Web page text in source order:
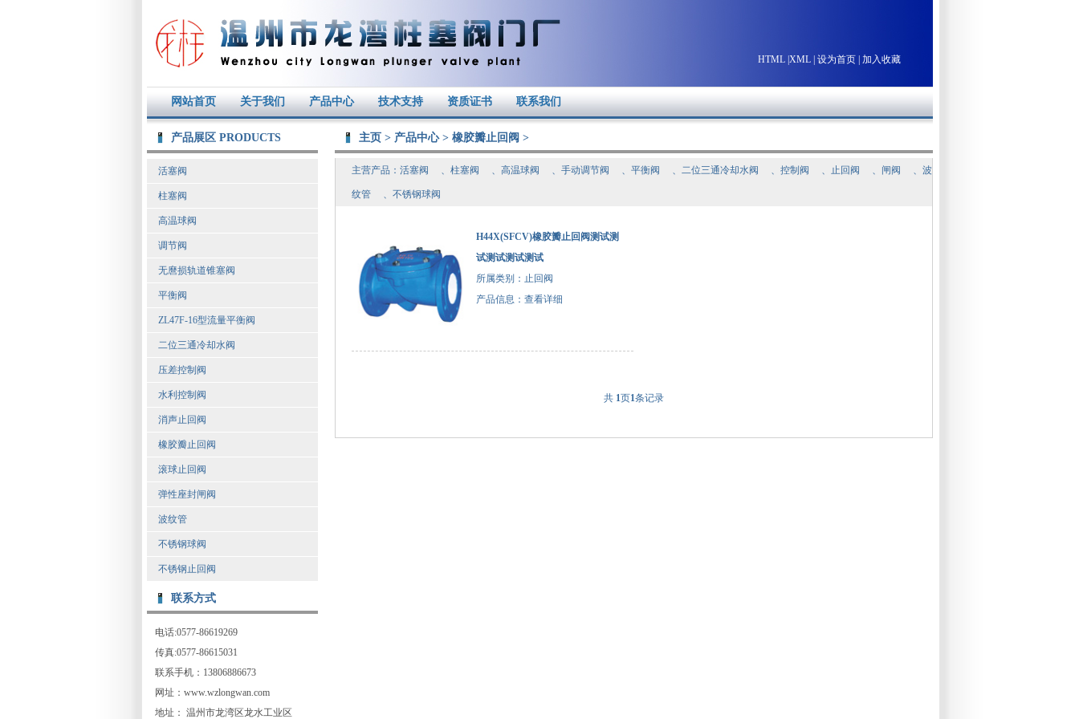
HTML| XML| 设为首页| 加入收藏
网站首页 关于我们 产品中心 技术支持 资质证书 联系我们
产品展区 PRODUCTS
活塞阀
柱塞阀
高温球阀
调节阀
无麿损轨道锥塞阀
平衡阀
ZL47F-16型流量平衡阀
二位三通冷却水阀
压差控制阀
水利控制阀
消声止回阀
橡胶瓣止回阀
滚球止回阀
弹性座封闸阀
波纹管
不锈钢球阀
不锈钢止回阀
联系方式
电话:0577-86619269
传真:0577-86615031
联系手机：13806886673
网址：www.wzlongwan.com
地址： 温州市龙湾区龙水工业区
主页> 产品中心> 橡胶瓣止回阀 >
主营产品： 活塞阀 、 柱塞阀 、 高温球阀 、 手动调节阀 、 平衡阀 、 二位三通冷却水阀 、 控制阀 、 止回阀 、 闸阀 、 波
纹管 、 不锈钢球阀
H44X(SFCV)橡胶瓣止回阀测试测
试测试测试测试
所属类别：止回阀
产品信息： 查看详细
共 1页1条记录